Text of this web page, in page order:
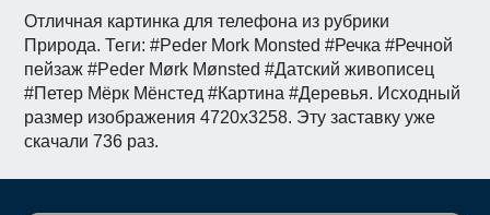
Отличная картинка для телефона из рубрики
Природа. Теги: #Peder Mork Monsted #Речка #Речной
пейзаж #Peder Mørk Mønsted #Датский живописец
#Петер Мёрк Мёнстед #Картина #Деревья. Исходный
размер изображения 4720x3258. Эту заставку уже
скачали 736 раз.